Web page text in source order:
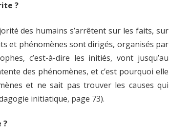
?
des humains s’arrêtent sur les faits, sur
et phénomènes sont dirigés, organisés par
c’est-à-dire les initiés, vont jusqu’au
des phénomènes, et c’est pourquoi elle
et ne sait pas trouver les causes qui
initiatique, page 73).
?